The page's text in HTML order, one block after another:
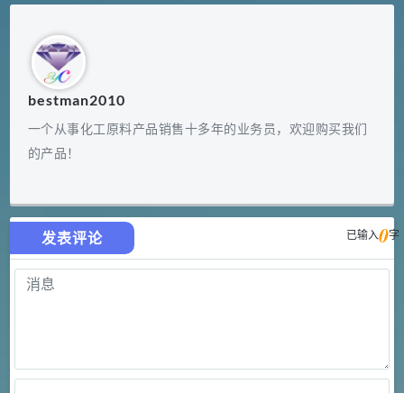
bestman2010
一个从事化工原料产品销售十多年的业务员，欢迎购买我们
的产品！
发表评论 已输入0字